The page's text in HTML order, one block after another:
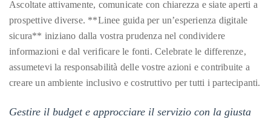
Ascoltate attivamente, comunicate con chiarezza e siate aperti a
prospettive diverse. **Linee guida per un’esperienza digitale
sicura** iniziano dalla vostra prudenza nel condividere
informazioni e dal verificare le fonti. Celebrate le differenze,
assumetevi la responsabilità delle vostre azioni e contribuite a
creare un ambiente inclusivo e costruttivo per tutti i partecipanti.
Gestire il budget e approcciare il servizio con la giusta